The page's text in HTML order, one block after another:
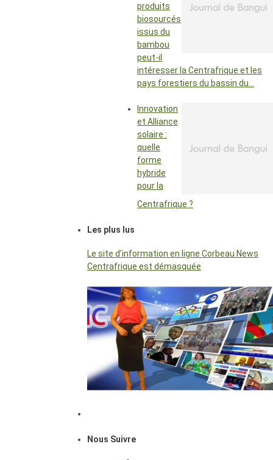
produits
biosourcés
issus du
bambou
peut-il
intéresser la Centrafrique et les
pays forestiers du bassin du…
Innovation
et Alliance
solaire :
quelle
forme
hybride
pour la
Centrafrique ?
Les plus lus
Le site d’information en ligne Corbeau News
Centrafrique est démasquée
Nous Suivre